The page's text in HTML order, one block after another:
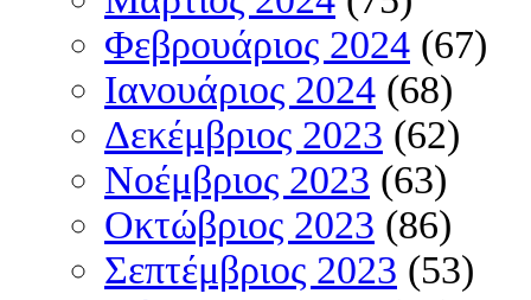
Φεβρουάριος 2024 (67)
Ιανουάριος 2024 (68)
Δεκέμβριος 2023 (62)
Νοέμβριος 2023 (63)
Οκτώβριος 2023 (86)
Σεπτέμβριος 2023 (53)